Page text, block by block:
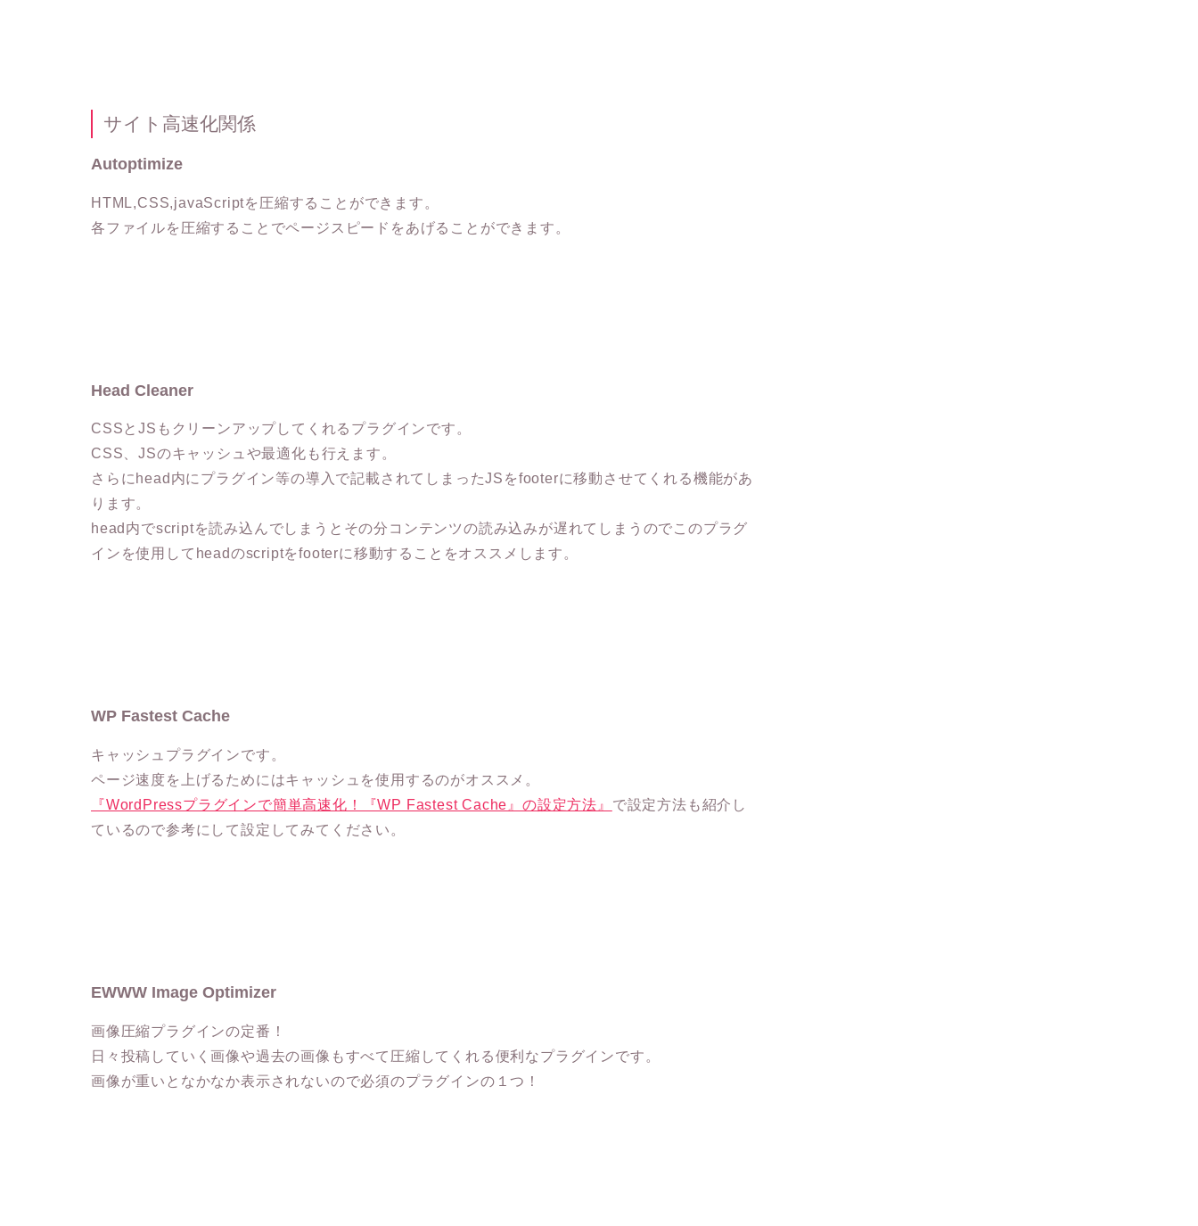
サイト高速化関係
Autoptimize
HTML,CSS,javaScriptを圧縮することができます。
各ファイルを圧縮することでページスピードをあげることができます。
Head Cleaner
CSSとJSもクリーンアップしてくれるプラグインです。
CSS、JSのキャッシュや最適化も行えます。
さらにhead内にプラグイン等の導入で記載されてしまったJSをfooterに移動させてくれる機能があ
ります。
head内でscriptを読み込んでしまうとその分コンテンツの読み込みが遅れてしまうのでこのプラグ
インを使用してheadのscriptをfooterに移動することをオススメします。
WP Fastest Cache
キャッシュプラグインです。
ページ速度を上げるためにはキャッシュを使用するのがオススメ。
『WordPressプラグインで簡単高速化！『WP Fastest Cache』の設定方法』 で設定方法も紹介し
ているので参考にして設定してみてください。
EWWW Image Optimizer
画像圧縮プラグインの定番！
日々投稿していく画像や過去の画像もすべて圧縮してくれる便利なプラグインです。
画像が重いとなかなか表示されないので必須のプラグインの１つ！